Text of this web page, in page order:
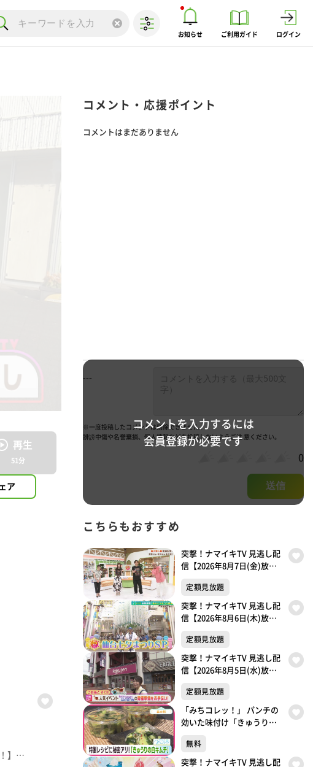
お知らせ ご利用ガイド ログイン
再生
51 分
ア
この動画は2025年12月25日(木)に放送されたものです。【クリスマススペシャル突撃生中継！】大崎市・鳴子ホテル・南三陸ホテル観洋の温泉＆グルメを紹介！【デパスパ一番のり！】ザ・モール仙台長町から生中継！※紹介した催事等は終了している場合があります。※紹介した商品等は取り扱いが終了している場合があります。
コメント・応援ポイント
コメントはまだありません
コメントを入力するには
会員登録が必要です
---
※一度投稿したコメントは削除できません。
誹謗中傷や名誉棄損、個人情報などを投稿しないようご注 意ください。
0
送信
こちらもおすすめ
突撃！ナマイキTV 見逃し配
信【2026年8月7日(金)放送
定額見放題
突撃！ナマイキTV 見逃し配
信【2026年8月6日(木)放送
定額見放題
突撃！ナマイキTV 見逃し配
信【2026年8月5日(水)放送
定額見放題
「みちコレッ！」 パンチの
効いた味付け「きゅうりの
駅】
無料
突撃！ナマイキTV 見逃し配